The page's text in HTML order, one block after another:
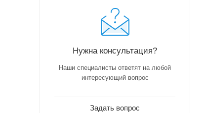
Нужна консультация?
Наши специалисты ответят на любой
интересующий вопрос
Задать вопрос